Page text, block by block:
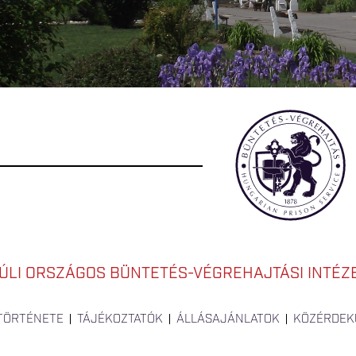
ORSZÁGOS BÜNTETÉS-VÉGREHAJTÁSI
TÁJÉKOZTATÓK ÁLLÁSAJÁNLATOK